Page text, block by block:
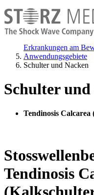
Erkrankungen am
Anwendungsgebiete
Schulter und Nacken
Schulter und
Tendinosis
Tendinosis